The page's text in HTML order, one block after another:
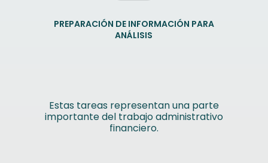
PREPARACIÓN DE INFORMACIÓN PARA
ANÁLISIS
Estas tareas representan una parte
importante del trabajo administrativo
financiero.